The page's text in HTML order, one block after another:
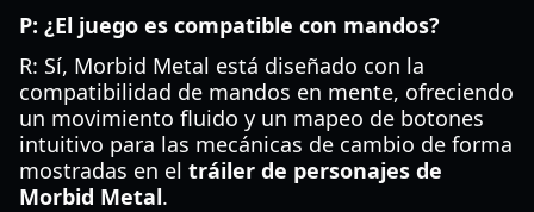
P: ¿El juego es compatible con mandos?
R: Sí, Morbid Metal está diseñado con la
compatibilidad de mandos en mente, ofreciendo
un movimiento fluido y un mapeo de botones
intuitivo para las mecánicas de cambio de forma
mostradas en el tráiler de personajes de
Morbid Metal.